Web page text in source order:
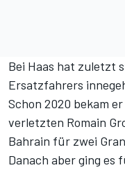
Bei Haas hat zuletzt
Ersatzfahrers
Schon 2020 bekam
verletzten Romain
Bahrain für zwei
Danach aber ging